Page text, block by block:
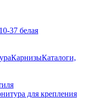
37 белая
КарнизыКаталоги,
для крепления